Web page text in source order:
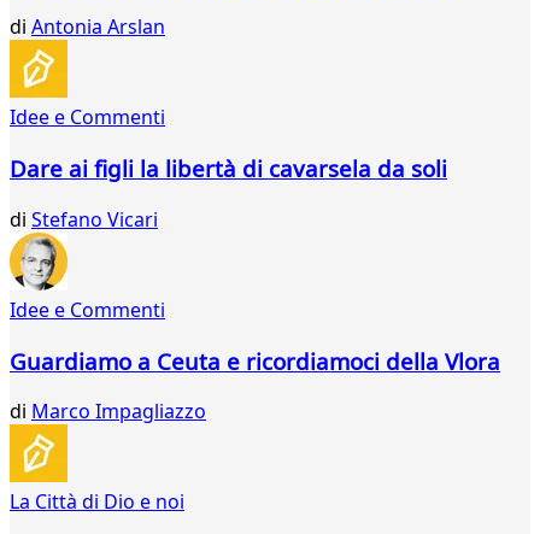
di Antonia Arslan
Idee e Commenti
Dare ai figli la libertà di cavarsela da soli
di Stefano Vicari
Idee e Commenti
Guardiamo a Ceuta e ricordiamoci della Vlora
di Marco Impagliazzo
La Città di Dio e noi